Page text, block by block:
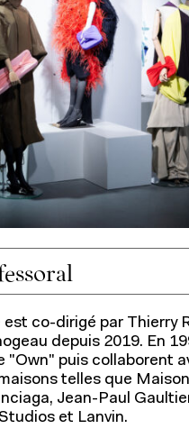
est co-dirigé par Thierry
depuis 2019. En
"Own" puis collaborent
telles que
Jean-Paul
et Lanvin.